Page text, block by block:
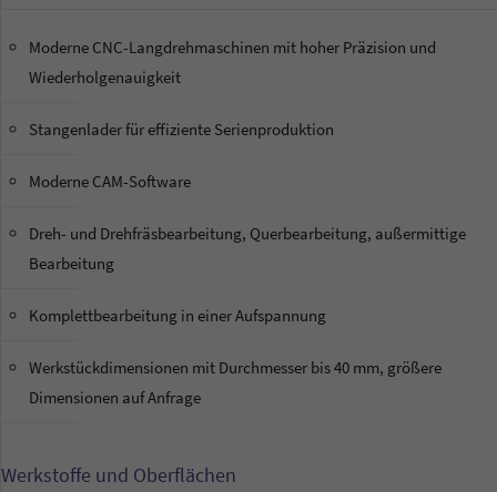
Moderne CNC-Langdrehmaschinen mit hoher Präzision und
Wiederholgenauigkeit
Stangenlader für effiziente Serienproduktion
Moderne CAM-Software
Dreh- und Drehfräsbearbeitung, Querbearbeitung, außermittige
Bearbeitung
Komplettbearbeitung in einer Aufspannung
Werkstückdimensionen mit Durchmesser bis 40 mm, größere
Dimensionen auf Anfrage
Werkstoffe und Oberflächen